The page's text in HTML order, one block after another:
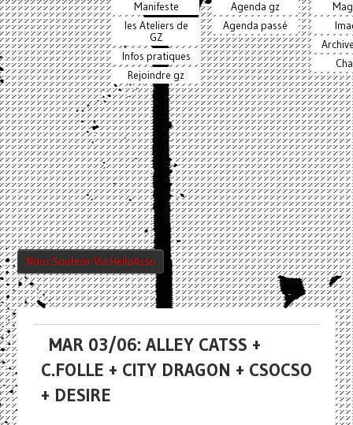
Manifeste
les Ateliers de
GZ
Infos pratiques
Rejoindre gz
Agenda gz
Agenda passé
Nous Soutenir Via HelloAsso
MAR 03/06: ALLEY CATSS +
C.FOLLE + CITY DRAGON + CSOCSO
+ DESIRE